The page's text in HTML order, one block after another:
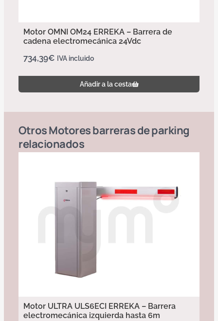
Motor OMNI OM24 ERREKA – Barrera de
cadena electromecánica 24Vdc
734,39€ IVA incluido
Añadir a la cesta
OtrosMotores barreras de parking
relacionados
Motor ULTRA ULS6ECI ERREKA – Barrera
electromecánica izquierda hasta 6m